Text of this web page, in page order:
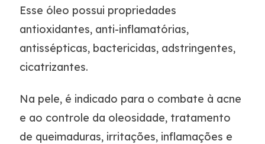
Esse óleo possui propriedades
antioxidantes, anti-inflamatórias,
antissépticas, bactericidas, adstringentes,
cicatrizantes.
Na pele, é indicado para o combate à acne
e ao controle da oleosidade, tratamento
de queimaduras, irritações, inflamações e